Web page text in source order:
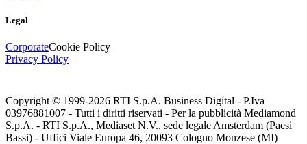
Legal
CorporateCookie Policy
Privacy Policy
Copyright © 1999-2026 RTI S.p.A. Business Digital - P.Iva
03976881007 - Tutti i diritti riservati - Per la pubblicità Mediamond
S.p.A. - RTI S.p.A., Mediaset N.V., sede legale Amsterdam (Paesi
Bassi) - Uffici Viale Europa 46, 20093 Cologno Monzese (MI)